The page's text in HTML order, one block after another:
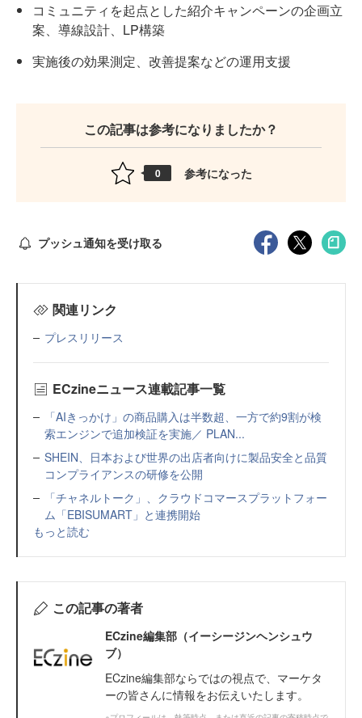
コミュニティを起点とした紹介キャンペーンの企画立
案、導線設計、LP構築
実施後の効果測定、改善提案などの運用支援
この記事は参考になりましたか？
0 参考になった
プッシュ通知を受け取る
関連リンク
プレスリリース
ECzineニュース連載記事一覧
「AIきっかけ」の商品購入は半数超、一方で約9割が検
索エンジンで追加検証を実施／ PLAN...
SHEIN、日本および世界の出店者向けに製品安全と品質
コンプライアンスの研修を公開
「チャネルトーク」、クラウドコマースプラットフォー
ム「EBISUMART」と連携開始
もっと読む
この記事の著者
ECzine編集部（イーシージンヘンシュウ
ブ）
ECzine編集部ならではの視点で、マーケタ
ーの皆さんに情報をお伝えいたします。